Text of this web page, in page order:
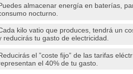
almacenar energía en baterías,
nocturno.
kilo vatio que produces, tendrá un
reducirás tu gasto de electricidad.
el ”coste fijo” de las tarifas
el 40% de tu gasto.